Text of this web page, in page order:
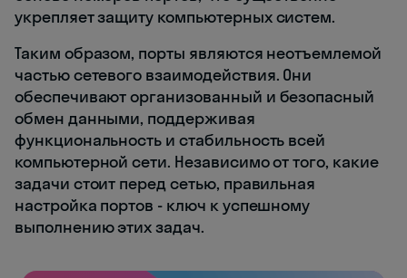
укрепляет защиту компьютерных систем.
Таким образом, порты являются неотъемлемой
частью сетевого взаимодействия. Они
обеспечивают организованный и безопасный
обмен данными, поддерживая
функциональность и стабильность всей
компьютерной сети. Независимо от того, какие
задачи стоит перед сетью, правильная
настройка портов - ключ к успешному
выполнению этих задач.